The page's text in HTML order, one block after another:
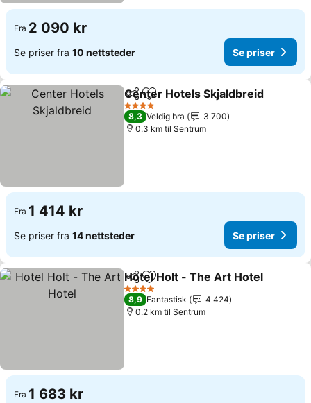
Fra 2 090 kr
Se priser fra 10 nettsteder Se priser
Del Legg til i favoritter
Center Hotels Skjaldbreid
4 Stjerner
8,3 Veldig bra
3 700
0.3 km til Sentrum
Fra 1 414 kr
Se priser fra 14 nettsteder Se priser
Del Legg til i favoritter
Hotel Holt - The Art Hotel
4 Stjerner
8,9 Fantastisk
4 424
0.2 km til Sentrum
Fra 1 683 kr